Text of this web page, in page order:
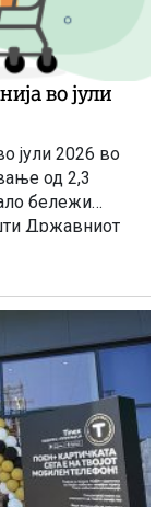
во јули
јули 2026 во
од 2,3
бележи
Државниот
забавување
3,4